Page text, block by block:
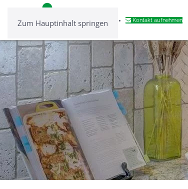
Zum Hauptinhalt springen Kontakt aufnehmen